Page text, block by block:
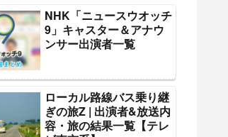
NHK「ニュースウオッチ
9」キャスター＆アナウ
ンサー出演者一覧
ローカル路線バス乗り継
ぎの旅Z | 出演者&放送内
容・旅の結果一覧【テレ